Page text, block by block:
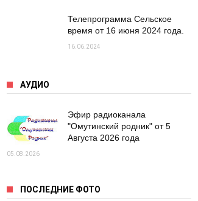
Телепрограмма Сельское
время от 16 июня 2024 года.
16.06.2024
АУДИО
Эфир радиоканала
"Омутинский родник" от 5
Августа 2026 года
05.08.2026
ПОСЛЕДНИЕ ФОТО